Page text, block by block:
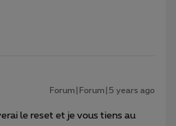
Forum|Forum|5 years ago
le reset et je vous tiens au